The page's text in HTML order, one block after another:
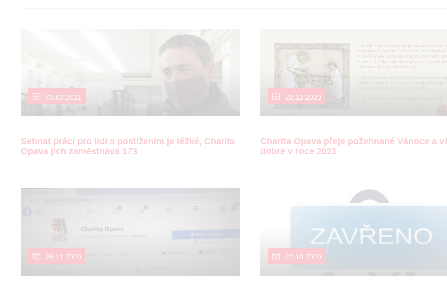
03.03.2021
Sehnat práci pro lidi s postižením je těžké, Charita
Opava jich zaměstnává 173
22.12.2020
Charita Opava přeje požehnané Vánoce a
dobré v roce 2021
26.11.2020 22.10.2020